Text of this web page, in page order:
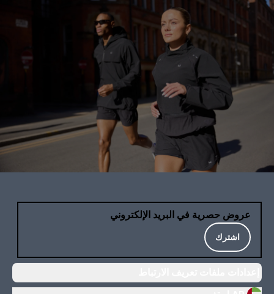
عروض حصرية في البريد الإلكتروني
اشترك